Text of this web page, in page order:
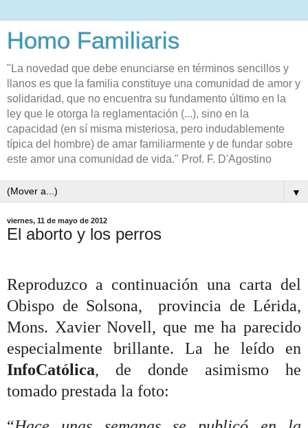
Homo Familiaris
"La novedad que debe enunciarse en términos sencillos y
llanos es que la familia constituye una comunidad de amor y
solidaridad, que no encuentra su fundamento último en la
ley que le otorga la reglamentación (...), sino en la
capacidad (en sí misma misteriosa, pero indudablemente
típica del hombre) de amar familiarmente y de fundar sobre
este amor una comunidad de vida." Prof. F. D'Agostino
▼
viernes, 11 de mayo de 2012
El aborto y los perros
Reproduzco a continuación una carta del
Obispo de Solsona, provincia de Lérida,
Mons. Xavier Novell, que me ha parecido
especialmente brillante. La he leído en
InfoCatólica, de donde asimismo he
tomado prestada la foto: